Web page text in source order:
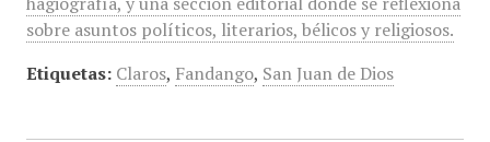
sobre asuntos políticos, literarios, bélicos y religiosos.
Etiquetas: Claros, Fandango, San Juan de Dios